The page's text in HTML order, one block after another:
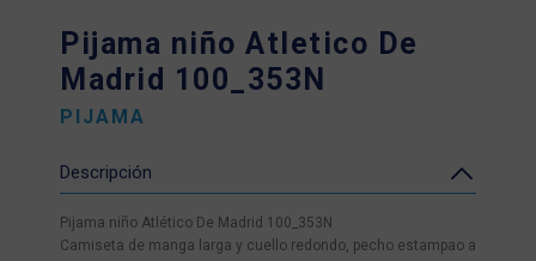
Pijama niño Atletico De
Madrid 100_353N
PIJAMA
Descripción
Pijama niño Atlético De Madrid 100_353N
Camiseta de manga larga y cuello redondo, pecho estampao a